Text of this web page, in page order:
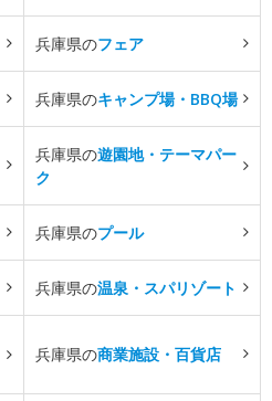
兵庫県のフェア
兵庫県のキャンプ場・BBQ場
兵庫県の遊園地・テーマパー
ク
兵庫県のプール
兵庫県の温泉・スパリゾート
兵庫県の商業施設・百貨店